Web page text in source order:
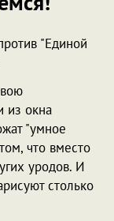
"Единой
из окна
"умное
что вместо
уродов. И
столько